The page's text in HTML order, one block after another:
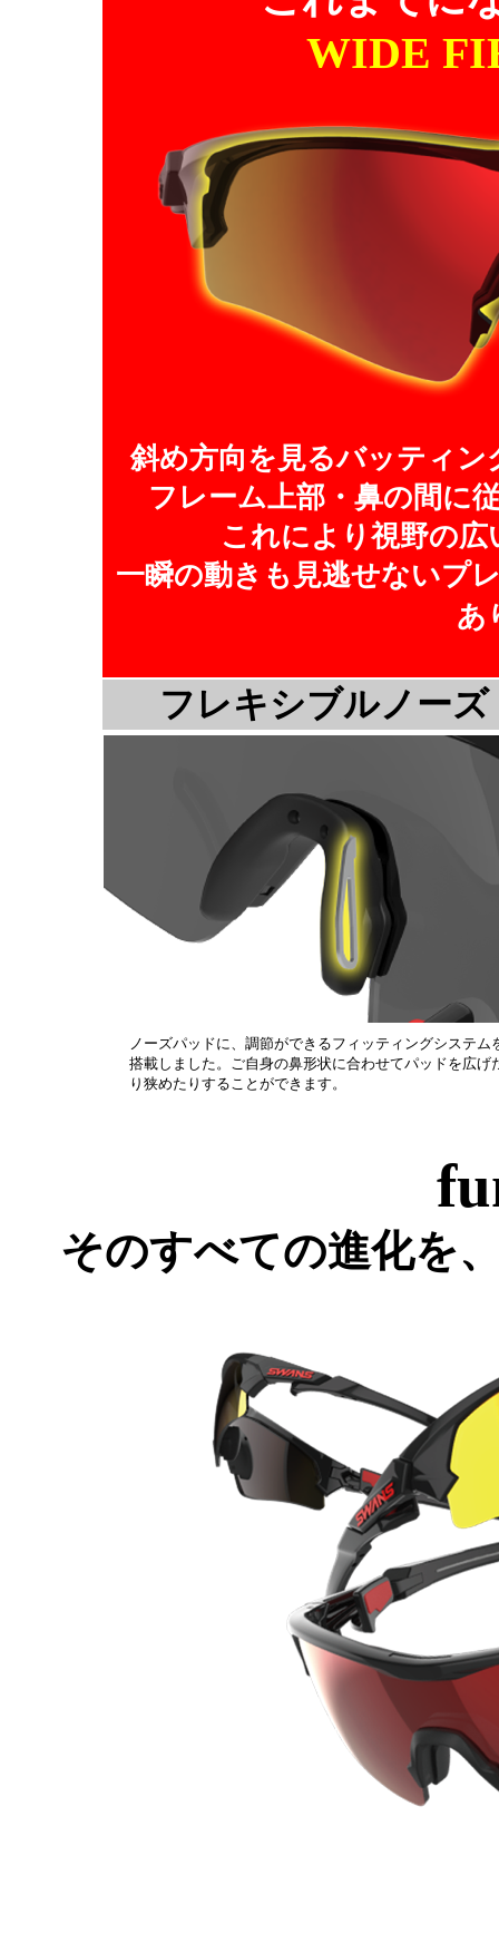
WIDE
斜め方向を見るバッティ
フレーム上部・鼻の間に
これにより視野の
一瞬の動きも見逃せないプ
あ
フレキシブルノーズ
ノーズパッドに、調節ができるフィッティングシステム
搭載しました。ご自身の鼻形状に合わせてパッドを広げ
り狭めたりすることができます。
そのすべての進化を